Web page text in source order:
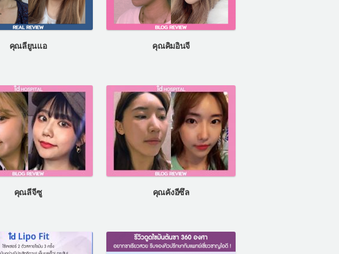
คุณลียูนแอ คุณคิมอินจี
คุณลีจีซู คุณคังอีซึล